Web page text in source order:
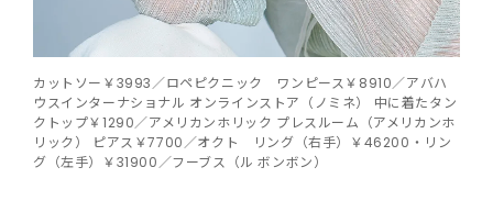
カットソー￥3993／ロペピクニック ワンピース￥8910／アバハ
ウスインターナショナル オンラインストア（ノミネ） 中に着たタン
クトップ￥1290／アメリカンホリック プレスルーム（アメリカンホ
リック） ピアス￥7700／オクト リング（右手）￥46200・リン
グ（左手）￥31900／フーブス（ル ボンボン）